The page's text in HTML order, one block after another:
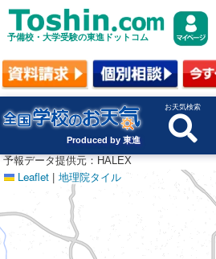
予備校・大学受験の東進ドットコム
Produced by 東進
お天気検索
Leaflet | 地理院タイル
予報データ提供元：HALEX